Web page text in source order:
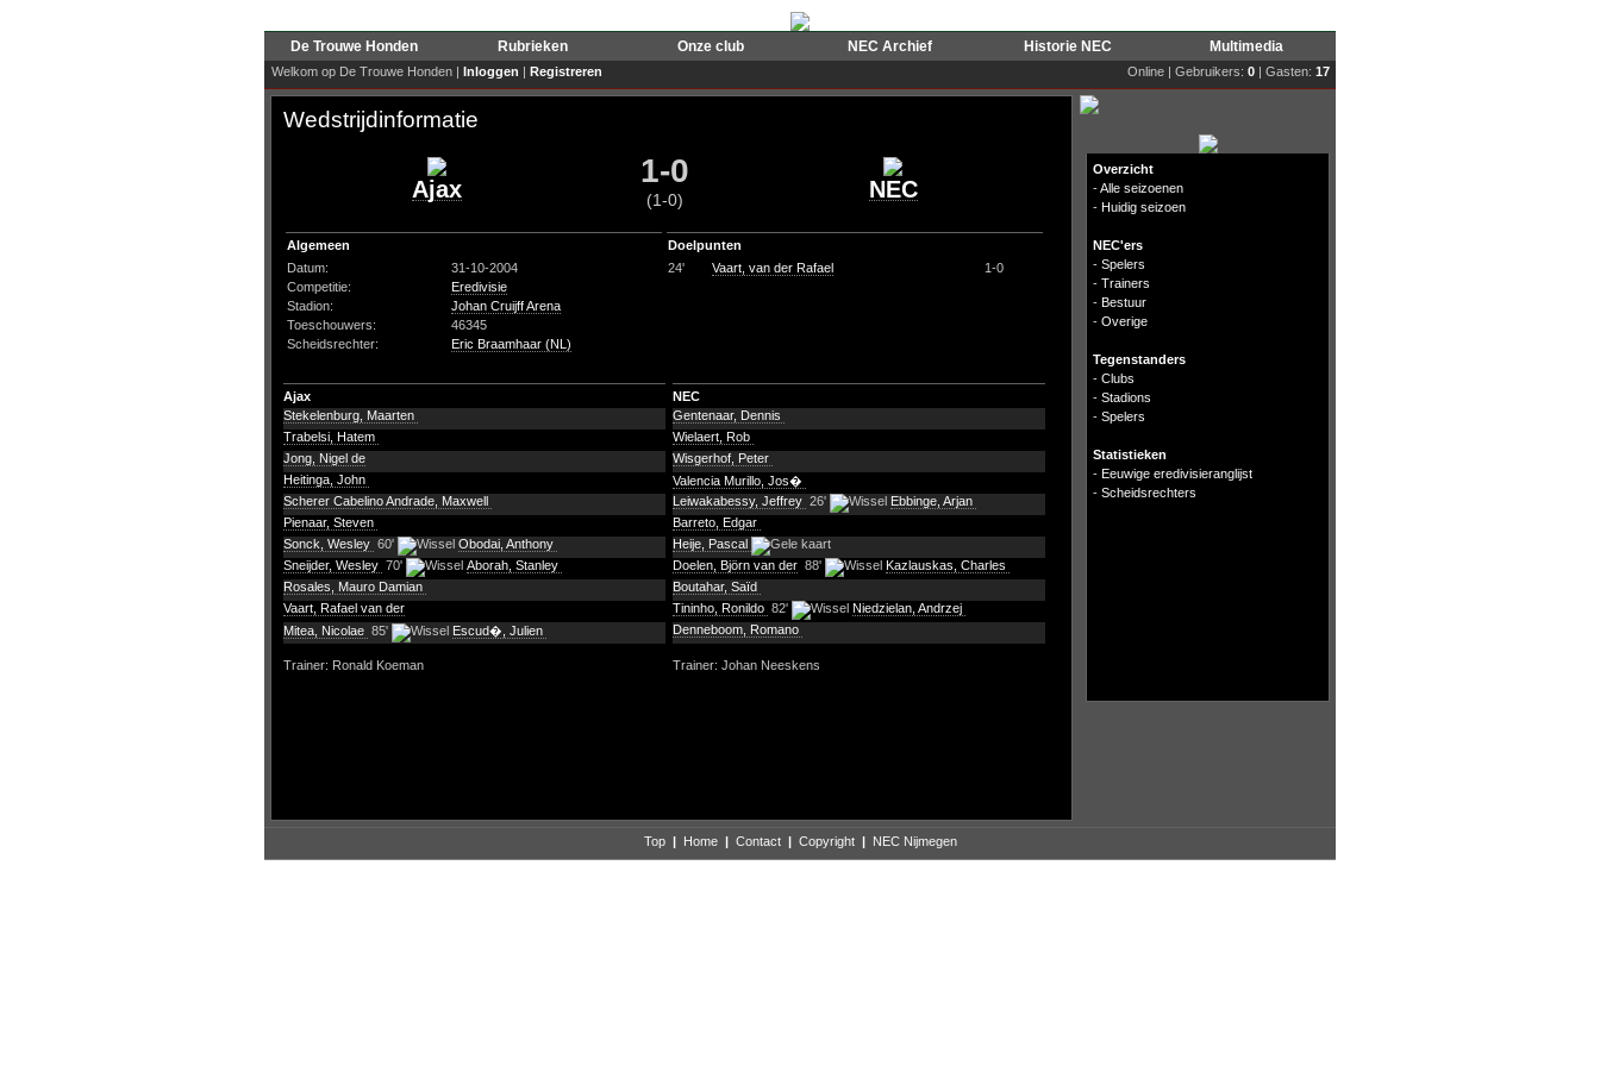
De Trouwe Honden Rubrieken Onze club NEC Archief Historie NEC Multimedia
Welkom op De Trouwe Honden | Inloggen | Registreren Online | Gebruikers: 0 | Gasten: 17
Wedstrijdinformatie
Ajax 1-0
(1-0) NEC
Algemeen
Datum:
31-10-2004
Competitie:
Eredivisie
Stadion:
Johan Cruijff Arena
Toeschouwers:
46345
Scheidsrechter:
Eric Braamhaar (NL)
Doelpunten
24'
Vaart, van der Rafael 1-0
Ajax
NEC
Stekelenburg, Maarten
Trabelsi, Hatem
Jong, Nigel de
Heitinga, John
Scherer Cabelino Andrade, Maxwell
Pienaar, Steven
Sonck, Wesley 60'
Obodai, Anthony
Sneijder, Wesley 70'
Aborah, Stanley
Rosales, Mauro Damian
Vaart, Rafael van der
Mitea, Nicolae 85' Escud�, Julien
Gentenaar, Dennis
Wielaert, Rob
Wisgerhof, Peter
Valencia Murillo, Jos�
Leiwakabessy, Jeffrey 26'
Ebbinge, Arjan
Barreto, Edgar
Heije, Pascal
Doelen, Björn van der 88'
Kazlauskas, Charles
Boutahar, Saïd
Tininho, Ronildo 82'
Niedzielan, Andrzej
Denneboom, Romano
Trainer: Ronald Koeman Trainer: Johan Neeskens
Overzicht
-Alle seizoenen
- Huidig seizoen
NEC'ers
- Spelers
- Trainers
- Bestuur
- Overige
Tegenstanders
- Clubs
- Stadions
- Spelers
Statistieken
- Eeuwige eredivisieranglijst
- Scheidsrechters
Top | Home | Contact | Copyright | NEC Nijmegen